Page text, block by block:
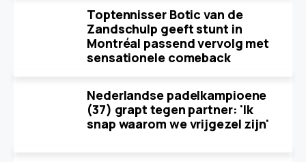
Toptennisser Botic van de
Zandschulp geeft stunt in
Montréal passend vervolg met
sensationele comeback
Nederlandse padelkampioene
(37) grapt tegen partner: 'Ik
snap waarom we vrijgezel zijn'